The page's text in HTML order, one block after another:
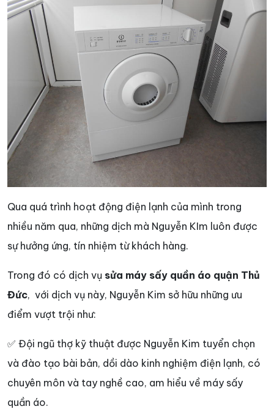
Qua quá trình hoạt động điện lạnh của mình trong
nhiều năm qua, những dịch mà Nguyễn KIm luôn được
sự hưởng ứng, tín nhiệm từ khách hàng.
Trong đó có dịch vụ sửa máy sấy quần áo quận Thủ
Đức, với dịch vụ này, Nguyễn Kim sở hữu những ưu
điểm vượt trội như:
✅ Đội ngũ thợ kỹ thuật được Nguyễn Kim tuyển chọn
và đào tạo bài bản, dồi dào kinh nghiệm điện lạnh, có
chuyên môn và tay nghề cao, am hiểu về máy sấy
quần áo.